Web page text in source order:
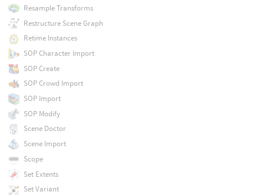
Resample Transforms
Restructure Scene Graph
Retime Instances
SOP Character Import
SOP Create
SOP Crowd Import
SOP Import
SOP Modify
Scene Doctor
Scene Import
Scope
Set Extents
Set Variant